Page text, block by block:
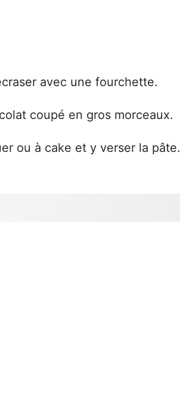
avec une fourchette.
coupé en gros morceaux.
ou à cake et y verser la pâte.